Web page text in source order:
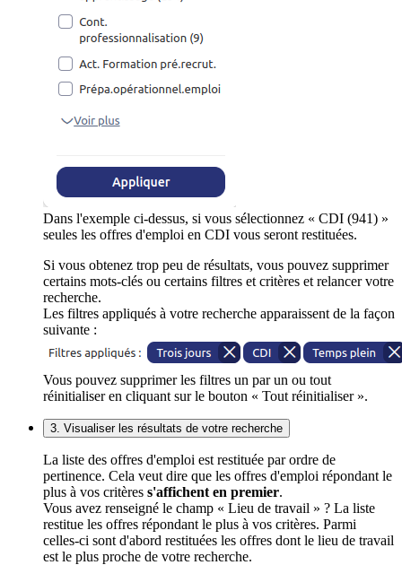
Dans l'exemple ci-dessus, si vous sélectionnez « CDI (941) »
seules les offres d'emploi en CDI vous seront restituées.
Si vous obtenez trop peu de résultats, vous pouvez supprimer
certains mots-clés ou certains filtres et critères et relancer votre
recherche.
Les filtres appliqués à votre recherche apparaissent de la façon
suivante :
Vous pouvez supprimer les filtres un par un ou tout
réinitialiser en cliquant sur le bouton « Tout réinitialiser ».
3. Visualiser les résultats de votre recherche
La liste des offres d'emploi est restituée par ordre de
pertinence. Cela veut dire que les offres d'emploi répondant le
plus à vos critères s'affichent en premier.
Vous avez renseigné le champ « Lieu de travail » ? La liste
restitue les offres répondant le plus à vos critères. Parmi
celles-ci sont d'abord restituées les offres dont le lieu de travail
est le plus proche de votre recherche.